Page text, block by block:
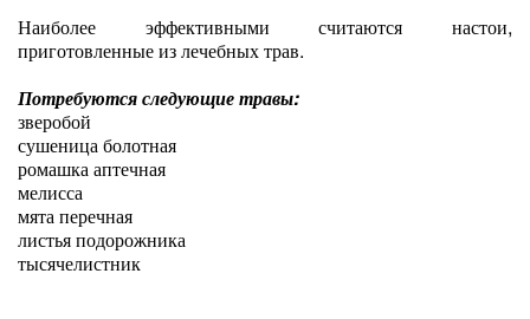
Наиболее эффективными считаются настои,
приготовленные из лечебных трав.
Потребуются следующие травы:
зверобой
сушеница болотная
ромашка аптечная
мелисса
мята перечная
листья подорожника
тысячелистник